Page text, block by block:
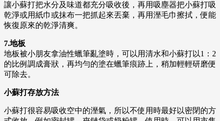
讓小蘇打把水分及味道都充分吸收後，再用吸塵器把小蘇打吸
乾淨或用紙巾或抹布一把抓起來丟棄，再用溼毛巾擦拭，便能
恢復原來的乾淨清爽。
7.地板
地板被小朋友拿油性蠟筆亂塗時，可以用清水和小蘇打以1：2
的比例調成膏狀，再均勻的塗在蠟筆痕跡上，稍加輕輕研磨便
可除去。
小蘇打存放方法
小蘇打很容易吸收空中的溼氣，所以不使用時最好以密閉的方